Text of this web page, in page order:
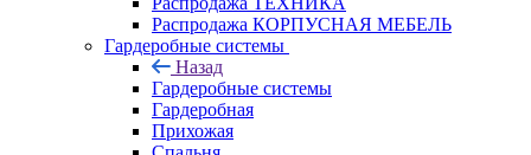
Распродажа КОРПУСНАЯ МЕБЕЛЬ
Гардеробные системы
Назад
Гардеробные системы
Гардеробная
Прихожая